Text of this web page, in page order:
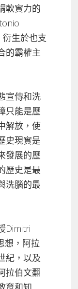
軟實力的
生於也支
的霸權主
宣傳和洗
只能是歷
解放，使
史現實是
發展的歷
歷史是最
洗腦的最
Dimitri
想，阿拉
紀，以及
拉伯文翻